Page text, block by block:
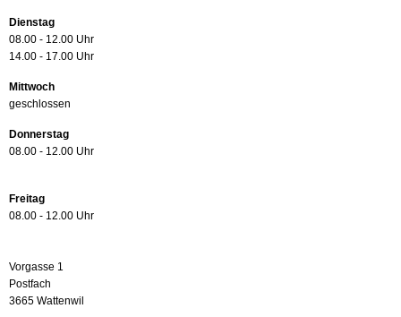
Dienstag
08.00 - 12.00 Uhr
14.00 - 17.00 Uhr
Mittwoch
geschlossen
Donnerstag
08.00 - 12.00 Uhr
Freitag
08.00 - 12.00 Uhr
Vorgasse 1
Postfach
3665 Wattenwil